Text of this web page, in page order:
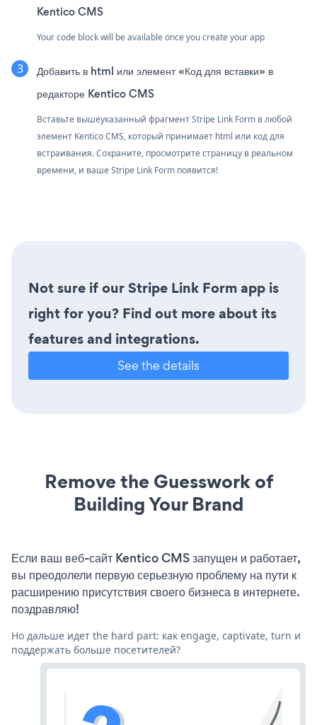
Kentico CMS
Your code block will be available once you create your app
Добавить в html или элемент «Код для вставки» в
редакторе Kentico CMS
Вставьте вышеуказанный фрагмент Stripe Link Form в любой
элемент Kentico CMS, который принимает html или код для
встраивания. Сохраните, просмотрите страницу в реальном
времени, и ваше Stripe Link Form появится!
Not sure if our Stripe Link Form app is
right for you? Find out more about its
features and integrations.
See the details
Remove the Guesswork of
Building Your Brand
Если ваш веб-сайт Kentico CMS запущен и работает,
вы преодолели первую серьезную проблему на пути к
расширению присутствия своего бизнеса в интернете.
поздравляю!
Но дальше идет the hard part: как engage, captivate, turn и
поддержать больше посетителей?